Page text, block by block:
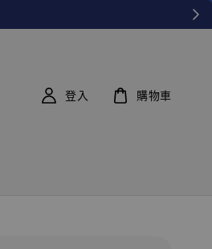
登入 購物車